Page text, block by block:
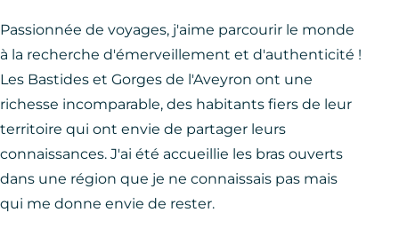
Passionnée de voyages, j'aime parcourir le monde
à la recherche d'émerveillement et d'authenticité !
Les Bastides et Gorges de l'Aveyron ont une
richesse incomparable, des habitants fiers de leur
territoire qui ont envie de partager leurs
connaissances. J'ai été accueillie les bras ouverts
dans une région que je ne connaissais pas mais
qui me donne envie de rester.